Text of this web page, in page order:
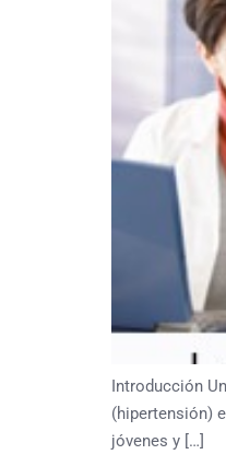
Introducción
(hipertensión)
jóvenes y […]